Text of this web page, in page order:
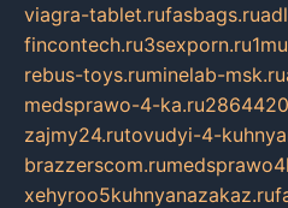
viagra-tablet.rufasbags.ru
fincontech.ru3sexporn.ru
rebus-toys.ruminelab-msk.ru
medsprawo-4-ka.ru
zajmy24.rutovudyi-4-
brazzerscom.ru
xehyroo5kuhnyanazakaz.ru